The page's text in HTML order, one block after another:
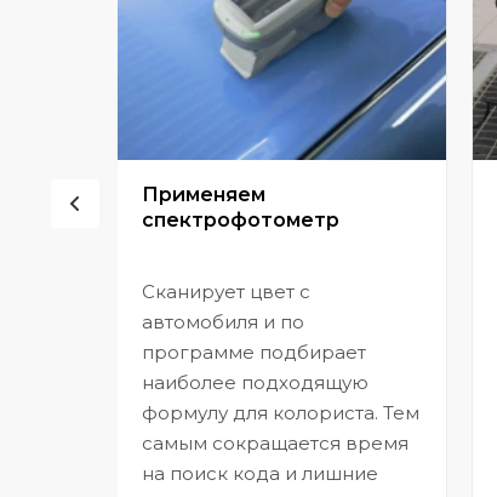
Применяем
спектрофотометр
Сканирует цвет с
автомобиля и по
программе подбирает
наиболее подходящую
формулу для колориста. Тем
самым сокращается время
на поиск кода и лишние